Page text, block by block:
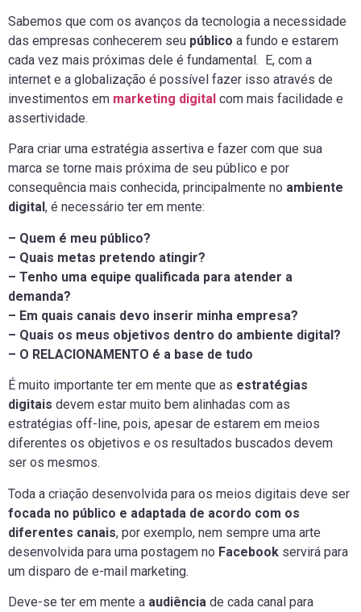
Sabemos que com os avanços da tecnologia a necessidade
das empresas conhecerem seu público a fundo e estarem
cada vez mais próximas dele é fundamental. E, com a
internet e a globalização é possível fazer isso através de
investimentos em marketing digital com mais facilidade e
assertividade.
Para criar uma estratégia assertiva e fazer com que sua
marca se torne mais próxima de seu público e por
consequência mais conhecida, principalmente no ambiente
digital , é necessário ter em mente:
– Quem é meu público?
– Quais metas pretendo atingir?
– Tenho uma equipe qualificada para atender a
demanda?
– Em quais canais devo inserir minha empresa?
– Quais os meus objetivos dentro do ambiente digital?
– O RELACIONAMENTO é a base de tudo
É muito importante ter em mente que as estratégias
digitais devem estar muito bem alinhadas com as
estratégias off-line, pois, apesar de estarem em meios
diferentes os objetivos e os resultados buscados devem
ser os mesmos.
Toda a criação desenvolvida para os meios digitais deve ser
focada no público e adaptada de acordo com os
diferentes canais, por exemplo, nem sempre uma arte
desenvolvida para uma postagem no Facebook servirá para
um disparo de e-mail marketing.
Deve-se ter em mente a audiência de cada canal para